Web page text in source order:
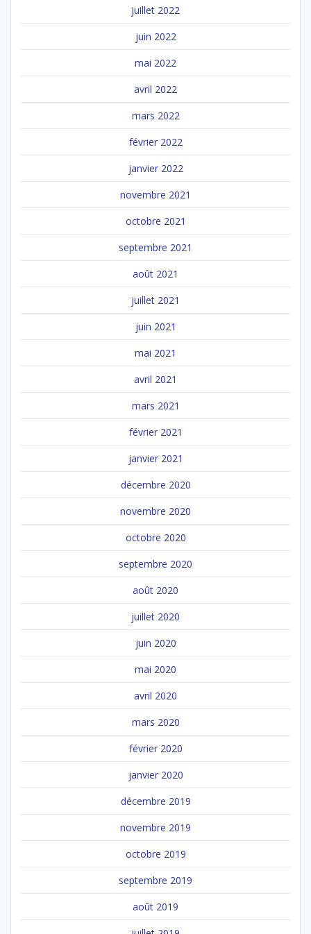
juillet 2022
juin 2022
mai 2022
avril 2022
mars 2022
février 2022
janvier 2022
novembre 2021
octobre 2021
septembre 2021
août 2021
juillet 2021
juin 2021
mai 2021
avril 2021
mars 2021
février 2021
janvier 2021
décembre 2020
novembre 2020
octobre 2020
septembre 2020
août 2020
juillet 2020
juin 2020
mai 2020
avril 2020
mars 2020
février 2020
janvier 2020
décembre 2019
novembre 2019
octobre 2019
septembre 2019
août 2019